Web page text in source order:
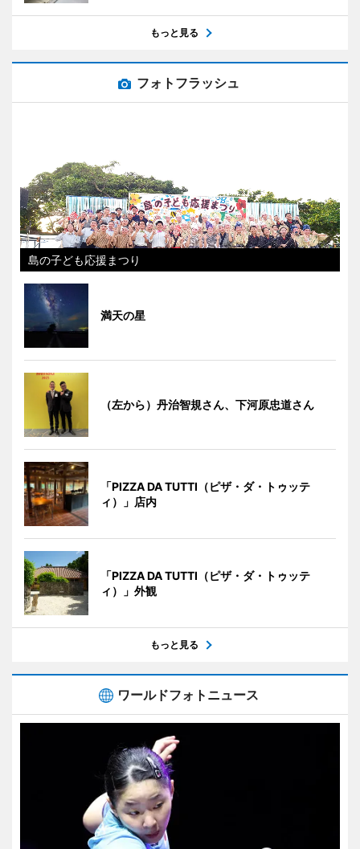
もっと見る
フォトフラッシュ
島の子ども応援まつり
満天の星
（左から）丹治智規さん、下河原忠道さん
「PIZZA DA TUTTI（ピザ・ダ・トゥッテ
ィ）」店内
「PIZZA DA TUTTI（ピザ・ダ・トゥッテ
ィ）」外観
もっと見る
ワールドフォトニュース